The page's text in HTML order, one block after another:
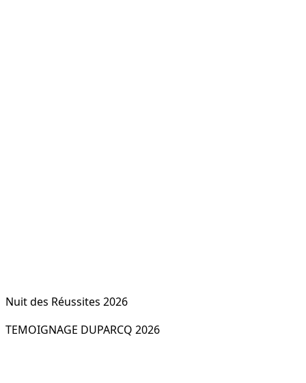
Nuit des Réussites 2026
TEMOIGNAGE DUPARCQ 2026